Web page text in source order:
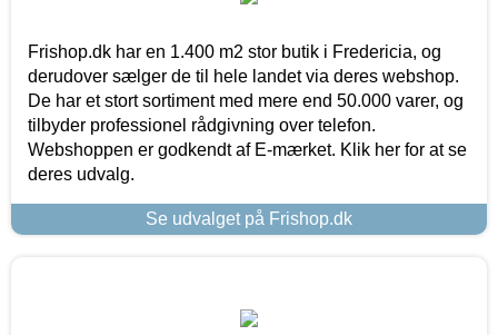
Frishop.dk har en 1.400 m2 stor butik i Fredericia, og
derudover sælger de til hele landet via deres webshop.
De har et stort sortiment med mere end 50.000 varer, og
tilbyder professionel rådgivning over telefon.
Webshoppen er godkendt af E-mærket. Klik her for at se
deres udvalg.
Se udvalget på Frishop.dk